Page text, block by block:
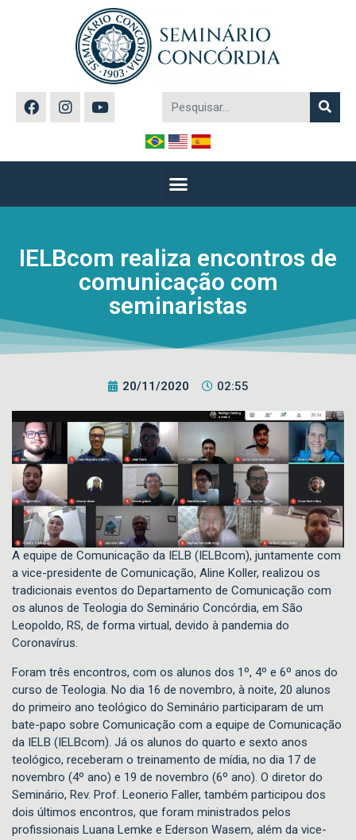
IELBcom realiza encontros de
comunicação com
seminaristas
20/11/2020 02:55
A equipe de Comunicação da IELB (IELBcom), juntamente com
a vice-presidente de Comunicação, Aline Koller, realizou os
tradicionais eventos do Departamento de Comunicação com
os alunos de Teologia do Seminário Concórdia, em São
Leopoldo, RS, de forma virtual, devido à pandemia do
Coronavírus.
Foram três encontros, com os alunos dos 1º, 4º e 6º anos do
curso de Teologia. No dia 16 de novembro, à noite, 20 alunos
do primeiro ano teológico do Seminário participaram de um
bate-papo sobre Comunicação com a equipe de Comunicação
da IELB (IELBcom). Já os alunos do quarto e sexto anos
teológico, receberam o treinamento de mídia, no dia 17 de
novembro (4º ano) e 19 de novembro (6º ano). O diretor do
Seminário, Rev. Prof. Leonerio Faller, também participou dos
dois últimos encontros, que foram ministrados pelos
profissionais Luana Lemke e Ederson Wasem, além da vice-